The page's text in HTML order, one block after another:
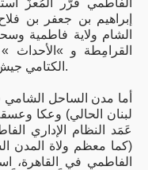
الفاطمي قرَّر المُعزّ
إبراهيم بن جعفر بن
الشام ولاية فاطمية
القرامِطة و »الأحداث »
الكتامي جيش بن الصمصامة قادتهم عن بكرة أبيهم.
أما مدن الساحل
لبنان الحالي) وعكا
عَمَد النظام الإداري
(كما معظم ولاة المدن